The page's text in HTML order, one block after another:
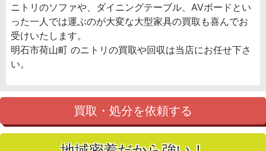
ニトリのソファや、ダイニングテーブル、AVボードとい
った一人では運ぶのが大変な大型家具の買取も喜んでお
受けいたします。
明石市荷山町 のニトリの買取や回収は当店にお任せ下さ
い。
買取・処分を依頼する